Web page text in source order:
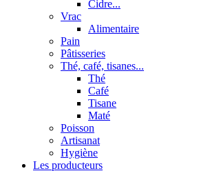
Cidre...
Vrac
Alimentaire
Pain
Pâtisseries
Thé, café, tisanes...
Thé
Café
Tisane
Maté
Poisson
Artisanat
Hygiène
Les producteurs